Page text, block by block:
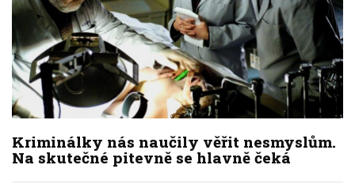
Kriminálky nás naučily věřit nesmyslům.
Na skutečné pitevně se hlavně čeká